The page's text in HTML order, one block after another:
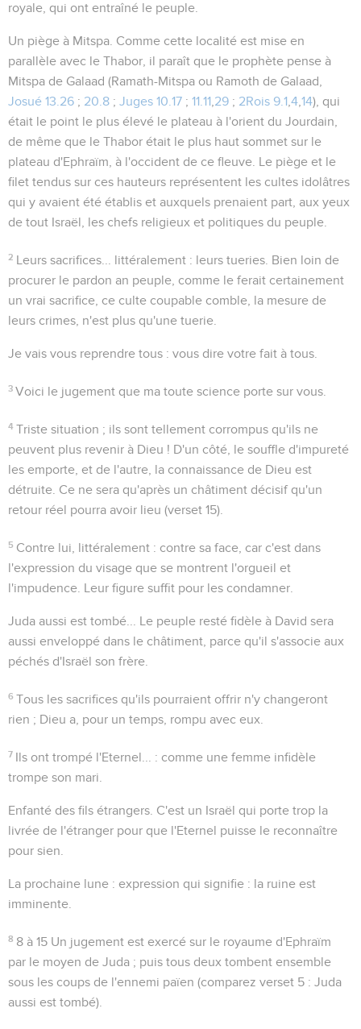
royale, qui ont entraîné le peuple.
Un piège à Mitspa . Comme cette localité est mise en
parallèle avec le Thabor, il paraît que le prophète pense à
Mitspa de Galaad (Ramath-Mitspa ou Ramoth de Galaad,
Josué 13.26 ; 20.8 ; Juges 10.17 ; 11.11 29 ; 2Rois 9.1 4 14), qui
était le point le plus élevé le plateau à l'orient du Jourdain,
de même que le Thabor était le plus haut sommet sur le
plateau d'Ephraïm, à l'occident de ce fleuve. Le piège et le
filet tendus sur ces hauteurs représentent les cultes idolâtres
qui y avaient été établis et auxquels prenaient part, aux yeux
de tout Israël, les chefs religieux et politiques du peuple.
2 Leurs sacrifices... littéralement : leurs tueries . Bien loin de
procurer le pardon an peuple, comme le ferait certainement
un vrai sacrifice, ce culte coupable comble, la mesure de
leurs crimes, n'est plus qu'une tuerie.
Je vais vous reprendre tous : vous dire votre fait à tous.
3 Voici le jugement que ma toute science porte sur vous.
4 Triste situation ; ils sont tellement corrompus qu'ils ne
peuvent plus revenir à Dieu ! D'un côté, le souffle d'impureté
les emporte, et de l'autre, la connaissance de Dieu est
détruite. Ce ne sera qu'après un châtiment décisif qu'un
retour réel pourra avoir lieu (verset 15).
5 Contre lui , littéralement : contresa face , car c'est dans
l'expression du visage que se montrent l'orgueil et
l'impudence. Leur figure suffit pour les condamner.
Juda aussi est tombé ... Le peuple resté fidèle à David sera
aussi enveloppé dans le châtiment, parce qu'il s'associe aux
péchés d'Israël son frère.
6 Tous les sacrifices qu'ils pourraient offrir n'y changeront
rien ; Dieu a, pour un temps, rompu avec eux.
7 Ils ont trompé l'Eternel...
: comme une femme infidèle
trompe son mari.
Enfanté des fils étrangers . C'est un Israël qui porte trop la
livrée de l'étranger pour que l'Eternel puisse le reconnaître
pour sien.
La prochaine lune : expression qui signifie : la ruine est
imminente.
8 8 à 15 Un jugement est exercé sur le royaume d'Ephraïm
par le moyen de Juda ; puis tous deux tombent ensemble
sous les coups de l'ennemi païen (comparez verset 5 : Juda
aussi est tombé).